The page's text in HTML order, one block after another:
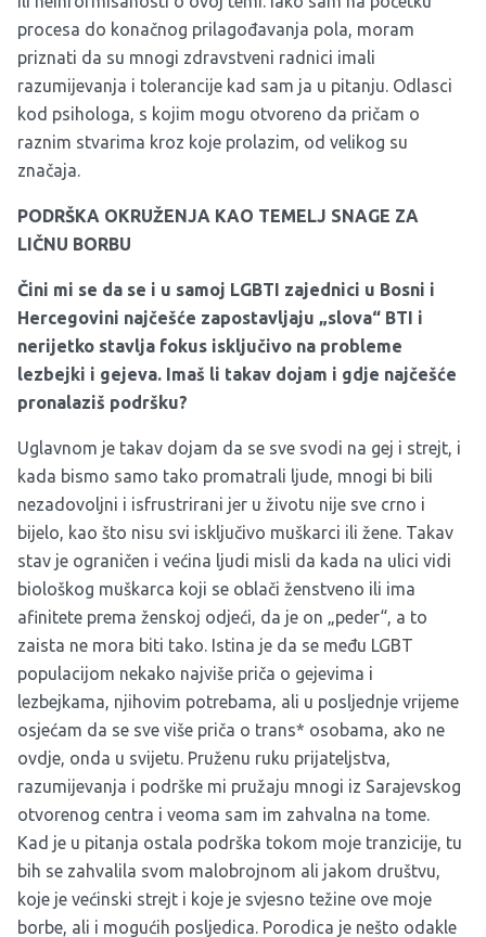
procesa do konačnog prilagođavanja pola, moram
priznati da su mnogi zdravstveni radnici imali
razumijevanja i tolerancije kad sam ja u pitanju. Odlasci
kod psihologa, s kojim mogu otvoreno da pričam o
raznim stvarima kroz koje prolazim, od velikog su
značaja.
PODRŠKA OKRUŽENJA KAO TEMELJ SNAGE ZA
LIČNU BORBU
Čini mi se da se i u samoj LGBTI zajednici u Bosni i
Hercegovini najčešće zapostavljaju „slova“ BTI i
nerijetko stavlja fokus isključivo na probleme
lezbejki i gejeva. Imaš li takav dojam i gdje najčešće
pronalaziš podršku?
Uglavnom je takav dojam da se sve svodi na gej i strejt, i
kada bismo samo tako promatrali ljude, mnogi bi bili
nezadovoljni i isfrustrirani jer u životu nije sve crno i
bijelo, kao što nisu svi isključivo muškarci ili žene. Takav
stav je ograničen i većina ljudi misli da kada na ulici vidi
biološkog muškarca koji se oblači ženstveno ili ima
afinitete prema ženskoj odjeći, da je on „peder“, a to
zaista ne mora biti tako. Istina je da se među LGBT
populacijom nekako najviše priča o gejevima i
lezbejkama, njihovim potrebama, ali u posljednje vrijeme
osjećam da se sve više priča o trans* osobama, ako ne
ovdje, onda u svijetu. Pruženu ruku prijateljstva,
razumijevanja i podrške mi pružaju mnogi iz Sarajevskog
otvorenog centra i veoma sam im zahvalna na tome.
Kad je u pitanja ostala podrška tokom moje tranzicije, tu
bih se zahvalila svom malobrojnom ali jakom društvu,
koje je većinski strejt i koje je svjesno težine ove moje
borbe, ali i mogućih posljedica. Porodica je nešto odakle